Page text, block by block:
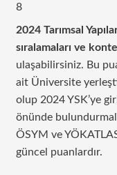
8
2024 Tarımsal
sıralamaları ve
ulaşabilirsiniz. Bu
ait Üniversite
olup 2024 YSK’ye
önünde
ÖSYM ve
güncel puanlardır.